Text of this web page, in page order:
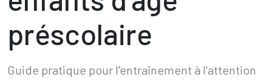
préscolaire
Guide pratique pour l'entraînement à l'attention